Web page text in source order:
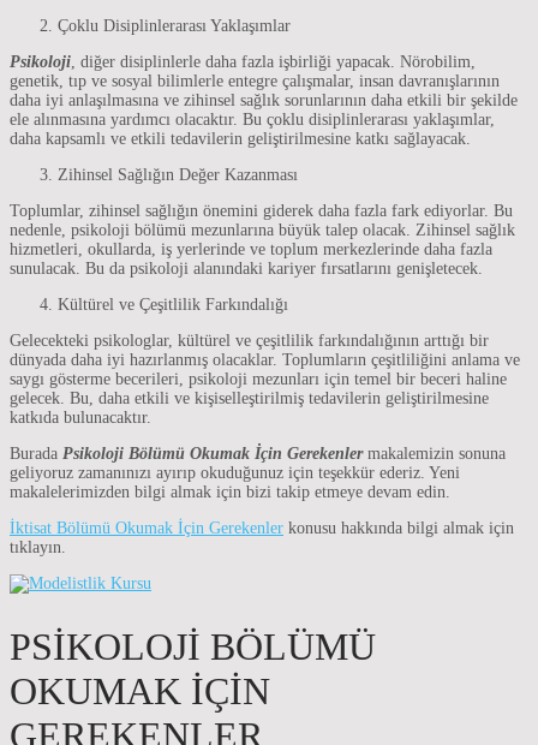
Çoklu Disiplinlerarası Yaklaşımlar
Psikoloji , diğer disiplinlerle daha fazla işbirliği yapacak. Nörobilim,
genetik, tıp ve sosyal bilimlerle entegre çalışmalar, insan davranışlarının
daha iyi anlaşılmasına ve zihinsel sağlık sorunlarının daha etkili bir şekilde
ele alınmasına yardımcı olacaktır. Bu çoklu disiplinlerarası yaklaşımlar,
daha kapsamlı ve etkili tedavilerin geliştirilmesine katkı sağlayacak.
Zihinsel Sağlığın Değer Kazanması
Toplumlar, zihinsel sağlığın önemini giderek daha fazla fark ediyorlar. Bu
nedenle, psikoloji bölümü mezunlarına büyük talep olacak. Zihinsel sağlık
hizmetleri, okullarda, iş yerlerinde ve toplum merkezlerinde daha fazla
sunulacak. Bu da psikoloji alanındaki kariyer fırsatlarını genişletecek.
Kültürel ve Çeşitlilik Farkındalığı
Gelecekteki psikologlar, kültürel ve çeşitlilik farkındalığının arttığı bir
dünyada daha iyi hazırlanmış olacaklar. Toplumların çeşitliliğini anlama ve
saygı gösterme becerileri, psikoloji mezunları için temel bir beceri haline
gelecek. Bu, daha etkili ve kişiselleştirilmiş tedavilerin geliştirilmesine
katkıda bulunacaktır.
Burada Psikoloji Bölümü Okumak İçin Gerekenlermakalemizin sonuna
geliyoruz zamanınızı ayırıp okuduğunuz için teşekkür ederiz. Yeni
makalelerimizden bilgi almak için bizi takip etmeye devam edin.
İktisat Bölümü Okumak İçin Gerekenler konusu hakkında bilgi almak için
tıklayın.
PSIKOLOJI BÖLÜMÜ
OKUMAK İÇIN
GEREKENLER